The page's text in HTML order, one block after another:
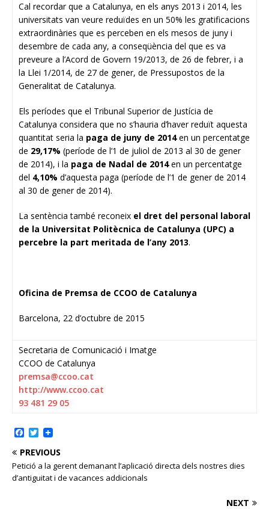
Cal recordar que a Catalunya, en els anys 2013 i 2014, les
universitats van veure reduïdes en un 50% les gratificacions
extraordinàries que es perceben en els mesos de juny i
desembre de cada any, a conseqüència del que es va
preveure a l’Acord de Govern 19/2013, de 26 de febrer, i a
la Llei 1/2014, de 27 de gener, de Pressupostos de la
Generalitat de Catalunya.
Els períodes que el Tribunal Superior de Justícia de
Catalunya considera que no s’hauria d’haver reduït aquesta
quantitat seria la paga de juny de 2014en un percentatge
de 29,17% (període de l’1 de juliol de 2013 al 30 de gener
de 2014), i la paga de Nadal de 2014en un percentatge
del 4,10% d’aquesta paga (període de l’1 de gener de 2014
al 30 de gener de 2014).
La sentència també reconeix el dret del personal laboral
de la Universitat Politècnica de Catalunya (UPC) a
percebre la part meritada de l’any 2013.
Oficina de Premsa de CCOO de Catalunya
Barcelona, 22 d’octubre de 2015
Secretaria de Comunicació i Imatge
CCOO de Catalunya
premsa@ccoo.cat
http://www.ccoo.cat
93 481 29 05
a
c
e
b
o
T
w
i
t
t
e
PREVIOUS
Petició a la gerent demanant l’aplicació directa dels nostres dies
d’antiguitat i de vacances addicionals
NEXT